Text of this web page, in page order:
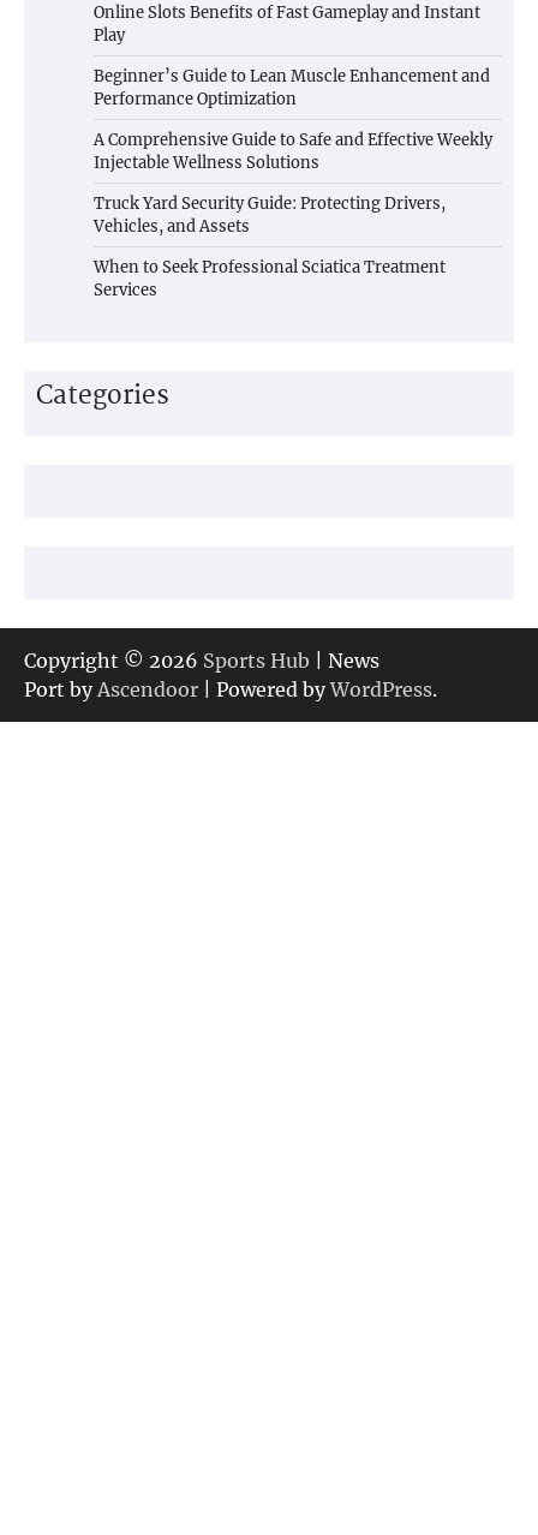
Online Slots Benefits of Fast Gameplay and Instant
Play
Beginner’s Guide to Lean Muscle Enhancement and
Performance Optimization
A Comprehensive Guide to Safe and Effective Weekly
Injectable Wellness Solutions
Truck Yard Security Guide: Protecting Drivers,
Vehicles, and Assets
When to Seek Professional Sciatica Treatment
Services
Categories
Copyright © 2026 Sports Hub | News
Port by Ascendoor | Powered byWordPress.